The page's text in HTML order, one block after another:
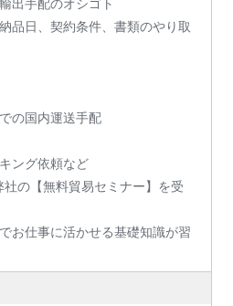
出手配のオシゴト
品日、契約条件、書類のやり取
の国内運送手配
ング依頼など
の【無料貿易セミナー】を受
お仕事に活かせる基礎知識が習